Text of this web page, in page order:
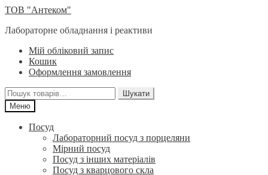
Перейти
навігації
Перейти
вмісту
ТОВ "Антеком"
Лабораторне обладнання і реактиви
Мій обліковий запис
Кошик
Оформлення замовлення
Шукати:
Шукати
Меню
Посуд
Лабораторний посуд з порцеляни
Мірний посуд
Посуд з інших матеріалів
Посуд з кварцового скла